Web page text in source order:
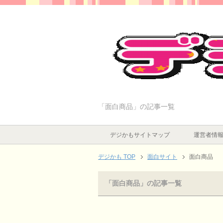
「面白商品」の記事一覧
デジかもサイトマップ 運営者情報
デジかも TOP 面白サイト 面白商品
「面白商品」の記事一覧